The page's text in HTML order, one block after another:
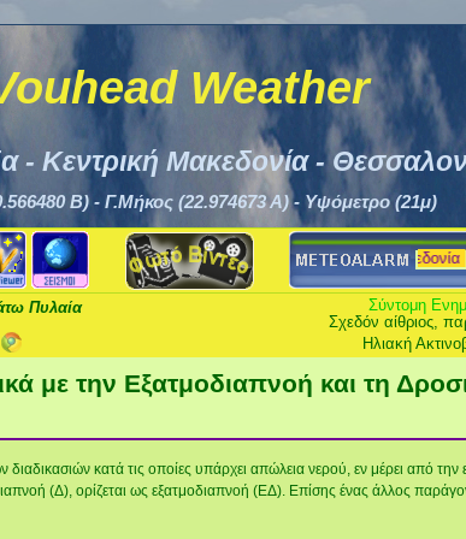
Weather
- Κεντρική Μακεδονία -
Β) - Γ.Μήκος (22.974673 Α) - Υψόμετρο (21μ)
Πυλαία Σύντομη
Σχεδόν αίθριος, παρατηρήθηκε
με την Εξατμοδιαπνοή και τη
κατά τις οποίες υπάρχει απώλεια νερού, εν μέρει από την
(Δ), ορίζεται ως εξατμοδιαπνοή (ΕΔ). Επίσης ένας άλλος